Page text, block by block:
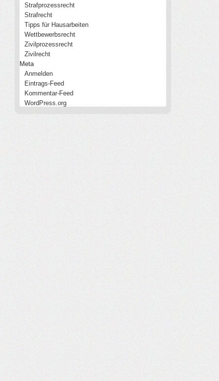
Strafprozessrecht
Strafrecht
Tipps für Hausarbeiten
Wettbewerbsrecht
Zivilprozessrecht
Zivilrecht
Meta
Anmelden
Eintrags-Feed
Kommentar-Feed
WordPress.org